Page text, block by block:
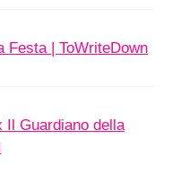
Festa | ToWriteDown
Il Guardiano della